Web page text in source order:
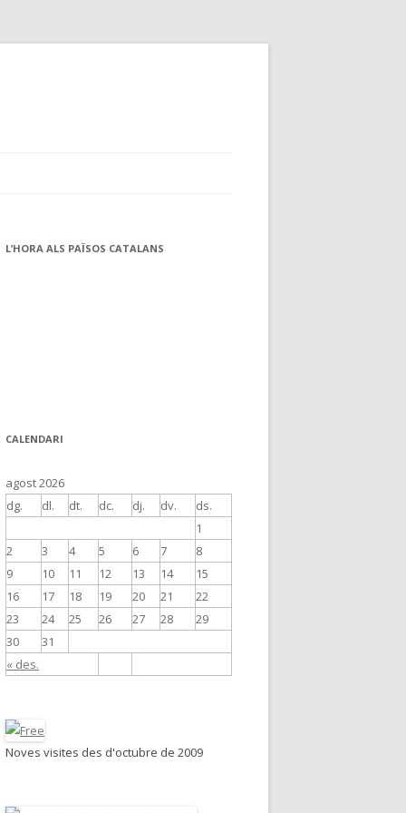
L’HORA ALS PAÏSOS CATALANS
CALENDARI
agost 2026
dg.
dl. dt. dc. dj. dv. ds.
« des.
1
2
3 4 5 6 7
8
9
10 11 12 13 14
15
16
17 18 19 20 21
22
23
24 25 26 27 28
29
30
31
Noves visites des d'octubre de 2009